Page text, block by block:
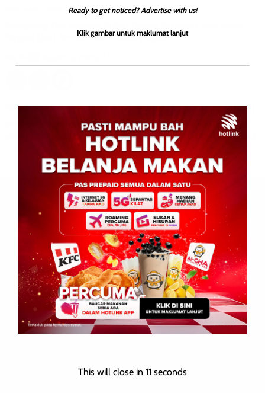
BERITA TOP
Depan Dari Borneo ke Pentas Dunia
PALANGKARAYA: 22 Ogos 2025 – Forum Dayak Borneo (BDF)
yang berlangsung di Palangkaraya menghimpunkan pemimpin,
tokoh adat, ahli akademik, NGO, dan generasi muda dari seluruh
Leave a Reply
Your email address will not be published. Required fields are
Comment*
Ready to get noticed? Advertise with us!
Klik gambar untuk maklumat lanjut
This will close in 10 seconds